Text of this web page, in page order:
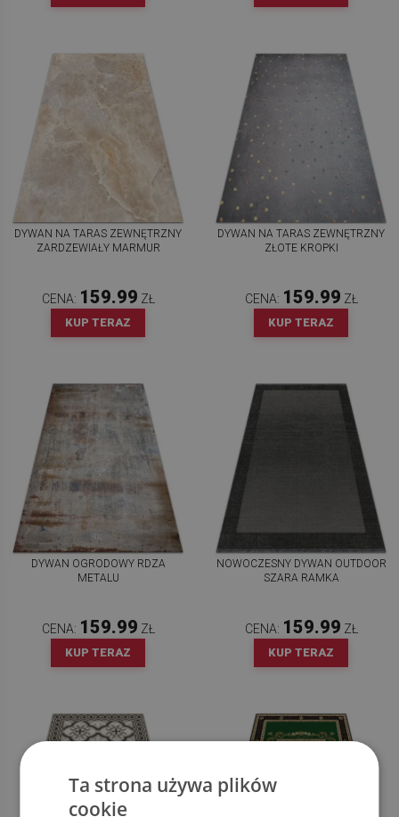
DYWAN NA TARAS ZEWNĘTRZNY
ZARDZEWIAŁY MARMUR
CENA: 159.99 ZŁ
KUP TERAZ
DYWAN NA TARAS ZEWNĘTRZNY
ZŁOTE KROPKI
CENA: 159.99 ZŁ
KUP TERAZ
DYWAN OGRODOWY RDZA
METALU
CENA: 159.99 ZŁ
KUP TERAZ
NOWOCZESNY DYWAN OUTDOOR
SZARA RAMKA
CENA: 159.99 ZŁ
KUP TERAZ
Ta strona używa plików
cookie